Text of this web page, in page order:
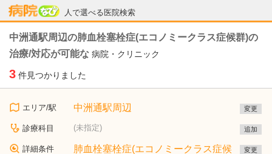
人で選べる医院検索
病院なび
中洲通駅周辺の肺血栓塞栓症(エコノミークラス症候群)の
治療/対応が可能な 病院・クリニック
3 件見つかりました
エリア/駅 中洲通駅周辺 変更
診療科目 (未指定) 追加
詳細条件
肺血栓塞栓症(エコノミークラス症候
変更